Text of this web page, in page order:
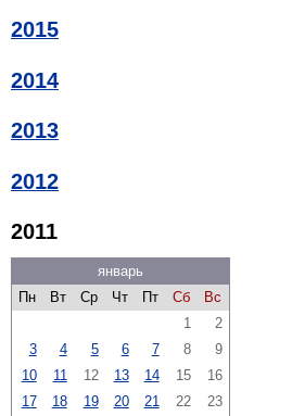
2015
2014
2013
2012
2011
январь
Пн
Вт Ср Чт Пт Сб
Вс
1
2
3
4 5 6 7 8
9
10
11 12 13 14 15
16
17
18 19 20 21 22
23